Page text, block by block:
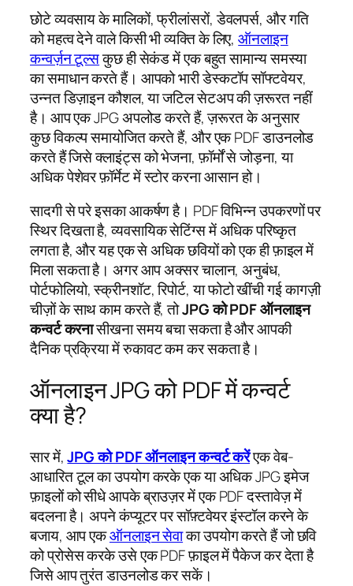
छोटे व्यवसाय के मालिकों, फ्रीलांसरों, डेवलपर्स, और गति
को महत्व देने वाले किसी भी व्यक्ति के लिए,ऑनलाइन
कन्वर्ज़न टूल्सकुछ ही सेकंड में एक बहुत सामान्य समस्या
का समाधान करते हैं। आपको भारी डेस्कटॉप सॉफ्टवेयर,
उन्नत डिज़ाइन कौशल, या जटिल सेटअप की ज़रूरत नहीं
है। आप एक JPG अपलोड करते हैं, ज़रूरत के अनुसार
कुछ विकल्प समायोजित करते हैं, और एक PDF डाउनलोड
करते हैं जिसे क्लाइंट्स को भेजना, फ़ॉर्मों से जोड़ना, या
अधिक पेशेवर फ़ॉर्मेट में स्टोर करना आसान हो।
सादगी से परे इसका आकर्षण है। PDF विभिन्न उपकरणों पर
स्थिर दिखता है, व्यवसायिक सेटिंग्स में अधिक परिष्कृत
लगता है, और यह एक से अधिक छवियों को एक ही फ़ाइल में
मिला सकता है। अगर आप अक्सर चालान, अनुबंध,
पोर्टफोलियो, स्क्रीनशॉट, रिपोर्ट, या फोटो खींची गई कागज़ी
चीज़ों के साथ काम करते हैं, तोJPG को PDF ऑनलाइन
कन्वर्ट करनासीखना समय बचा सकता है और आपकी
दैनिक प्रक्रिया में रुकावट कम कर सकता है।
ऑनलाइन JPG को PDF में कन्वर्ट
क्या है?
सार में,JPG को PDF ऑनलाइन कन्वर्ट करेंएक वेब-
आधारित टूल का उपयोग करके एक या अधिक JPG इमेज
फ़ाइलों को सीधे आपके ब्राउज़र में एक PDF दस्तावेज़ में
बदलना है। अपने कंप्यूटर पर सॉफ़्टवेयर इंस्टॉल करने के
बजाय, आप एकऑनलाइन सेवाका उपयोग करते हैं जो छवि
को प्रोसेस करके उसे एक PDF फ़ाइल में पैकेज कर देता है
जिसे आप तुरंत डाउनलोड कर सकें।